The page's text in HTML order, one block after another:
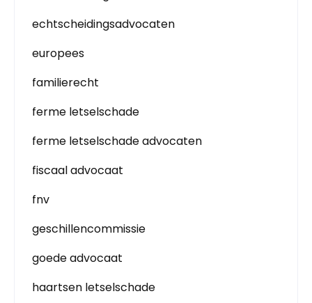
echtscheidingsadvocaten
europees
familierecht
ferme letselschade
ferme letselschade advocaten
fiscaal advocaat
fnv
geschillencommissie
goede advocaat
haartsen letselschade